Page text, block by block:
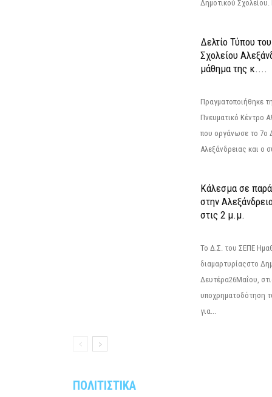
Δημοτικού Σχολείου.
Δελτίο Τύπου
Σχολείου
μάθημα της κ....
Πραγματοποιήθηκε
Πνευματικό Κέντρο
που οργάνωσε το 7ο
Αλεξάνδρειας και ο
Κάλεσμα σε
στην
στις 2 μ.μ.
Το Δ.Σ. του ΣΕΠΕ
διαμαρτυρίαςστο
Δευτέρα26Μαΐου,
υποχρηματοδότηση
για...
ΠΟΛΙΤΙΣΤΙΚΑ